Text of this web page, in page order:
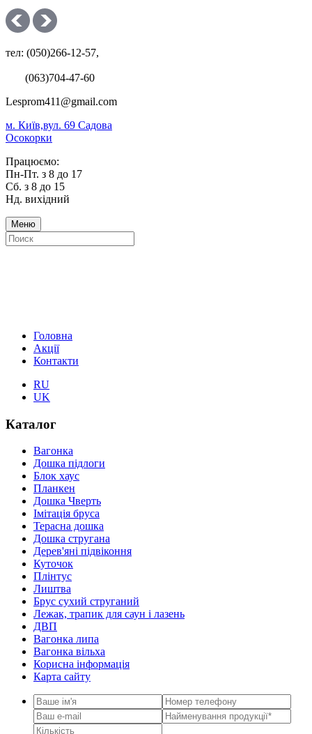
тел: (050)266-12-57,
(063)704-47-60
Lesprom411@gmail.com
м. Київ,вул. 69 Садова
Осокорки
Працюємо:
Пн-Пт. з 8 до 17
Сб. з 8 до 15
Нд. вихідний
Меню
Головна
Акції
Контакти
RU
UK
Каталог
Вагонка
Дошка підлоги
Блок хаус
Планкен
Дошка Чверть
Iмітація бруса
Терасна дошка
Дошка стругана
Дерев'яні підвіконня
Куточок
Плінтус
Лиштва
Брус сухий струганий
Лежак, трапик для саун і лазень
ДВП
Вагонка липа
Вагонка вільха
Корисна інформація
Карта сайту